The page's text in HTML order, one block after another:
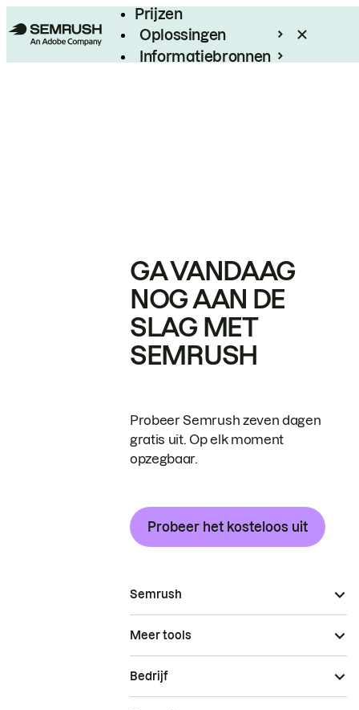
Prijzen
Oplossingen
Informatiebronnen
GA VANDAAG
NOG AAN DE
SLAG MET
SEMRUSH
Probeer Semrush zeven dagen
gratis uit. Op elk moment
opzegbaar.
Probeer het kosteloos uit
Semrush
Meer tools
Bedrijf